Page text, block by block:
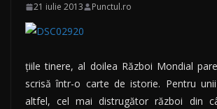
21 iulie 2013 Punctul.ro
ţiile tinere, al doilea Război Mondial
scrisă într-o carte de istorie. Pentru
altfel, cel mai distrugător război din